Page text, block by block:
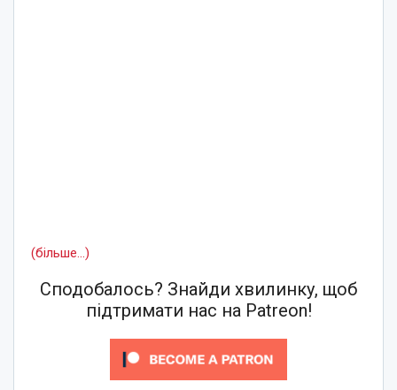
(більше…)
Сподобалось? Знайди хвилинку, щоб
підтримати нас на Patreon!